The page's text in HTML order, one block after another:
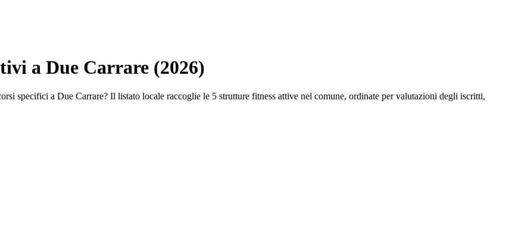
a Due Carrare (2026)
specifici a Due Carrare? Il listato locale raccoglie le 5 strutture fitness attive nel comune, ordinate per valutazioni degli iscritti,